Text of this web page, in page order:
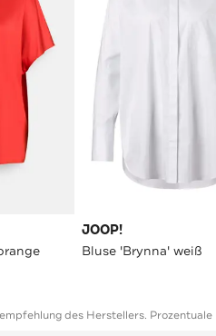
JOOP!
Bluse 'Brynna' weiß
des Herstellers.